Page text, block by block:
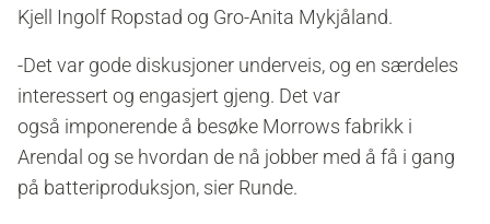
Kjell Ingolf Ropstad og Gro-Anita Mykjåland.
-Det var gode diskusjoner underveis, og en særdeles
interessert og engasjert gjeng. Det var
også imponerende å besøke Morrows fabrikk i
Arendal og se hvordan de nå jobber med å få i gang
på batteriproduksjon, sier Runde.